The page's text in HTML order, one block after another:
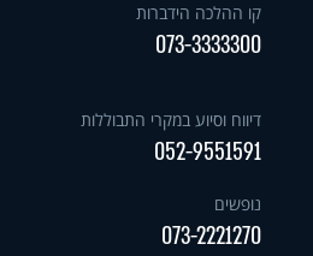
קו ההלכה הידברות
073-3333300
דיווח וסיוע במקרי התבוללות
052-9551591
נופשים
073-2221270